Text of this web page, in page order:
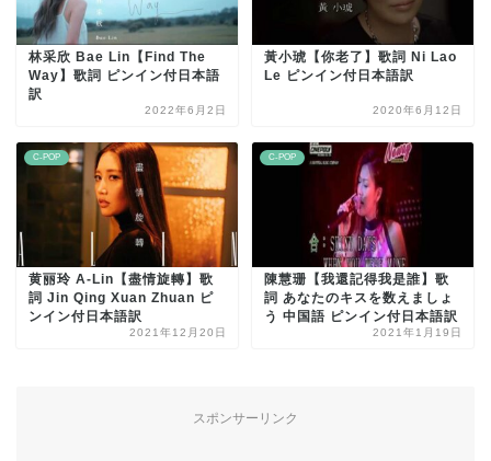
林采欣 Bae Lin【Find The
Way】歌詞 ピンイン付日本語
訳
2022年6月2日
黃小琥【你老了】歌詞 Ni Lao
Le ピンイン付日本語訳
2020年6月12日
C-POP
黄丽玲 A-Lin【盡情旋轉】歌
詞 Jin Qing Xuan Zhuan ピ
ンイン付日本語訳
2021年12月20日
C-POP
陳慧珊【我還記得我是誰】歌
詞 あなたのキスを数えましょ
う 中国語 ピンイン付日本語訳
2021年1月19日
スポンサーリンク